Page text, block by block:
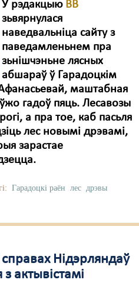
У рэдакцыю ВВ
зьвярнулася
наведвальніца сайту з
паведамленьнем пра
зьнішчэньне лясных
абшараў ў Гарадоцкім
маштабная
гадоў пяць. Лесавозы
а пра тое, каб пасьля
лес новымі дрэвамі,
зарастае
Гарадоцкі раён лес дрэвы
Нідэрляндаў
з актывістамі